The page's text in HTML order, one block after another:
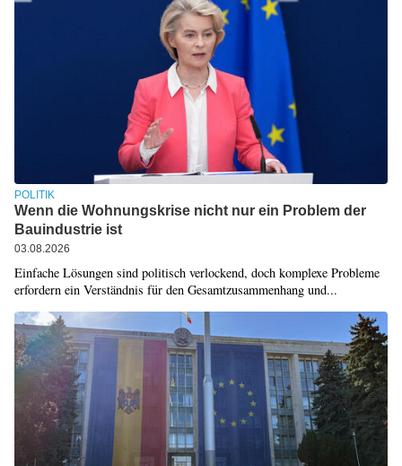
POLITIK
Wenn die Wohnungskrise nicht nur ein Problem der
Bauindustrie ist
03.08.2026
Einfache Lösungen sind politisch verlockend, doch komplexe Probleme
erfordern ein Verständnis für den Gesamtzusammenhang und...